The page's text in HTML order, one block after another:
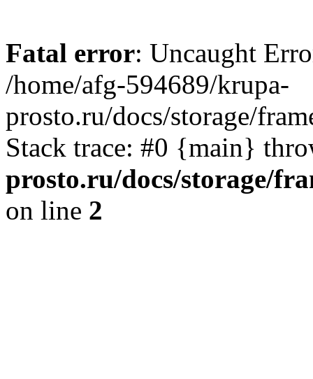
Fatal error: Uncaught
/home/afg-594689/krupa-
prosto.ru/docs/storage/
Stack trace: #0 {main}
prosto.ru/docs/storage/
on line 2